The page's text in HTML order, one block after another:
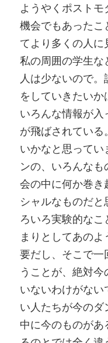
ようやくポスト
機会でもあったこ
てより多くの人に
私の周囲の学生な
人は少ないので
をしていきたい
いろんな情報が
が飛ばされてい
いかなと思ってい
ンの、いろんな
会の中に何か巻き
シャルなものだ
ろいろ実験的な
まりとしてあの
要だし、そこで一
うことが、絶対
いないわけがな
い人たちが今の
中に今のものが